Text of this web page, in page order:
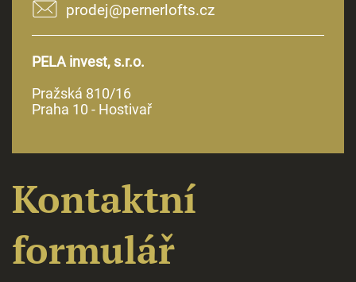
prodej@pernerlofts.cz
PELA invest, s.r.o.
Pražská 810/16
Praha 10 - Hostivař
Kontaktní
formulář